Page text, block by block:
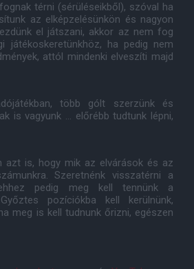
térni (sérüléseikből), szóval ha
az elképzelésünkön és nagyon
el játszani, akkor az nem fog
játékoskeretünkhöz, ha pedig nem
attól mindenki elveszíti majd
több gólt szerzünk és
is vagyunk ... előrébb tudtunk lépni,
azt is, hogy mik az elvárások és az
Szeretnénk visszatérni a
pedig meg kell tennünk a
pozíciókba kell kerülnünk,
meg is kell tudnunk őrizni, egészen